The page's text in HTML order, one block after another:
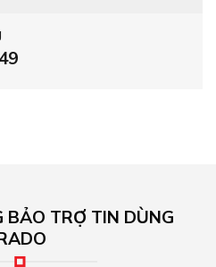
BẢO TRỢ TIN DÙNG